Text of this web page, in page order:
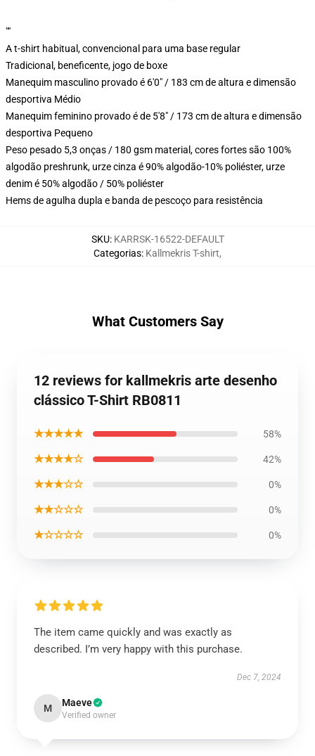
""
A t-shirt habitual, convencional para uma base regular
Tradicional, beneficente, jogo de boxe
Manequim masculino provado é 6'0" / 183 cm de altura e dimensão
desportiva Médio
Manequim feminino provado é de 5'8" / 173 cm de altura e dimensão
desportiva Pequeno
Peso pesado 5,3 onças / 180 gsm material, cores fortes são 100%
algodão preshrunk, urze cinza é 90% algodão-10% poliéster, urze
denim é 50% algodão / 50% poliéster
Hems de agulha dupla e banda de pescoço para resistência
SKU: KARRSK-16522-DEFAULT
Categorias: Kallmekris T-shirt,
What Customers Say
12 reviews for kallmekris arte desenho
clássico T-Shirt RB0811
★★★★★ 58%
★★★★☆ 42%
★★★☆☆ 0%
★★☆☆☆ 0%
★☆☆☆☆ 0%
The item came quickly and was exactly as
described. I’m very happy with this purchase.
Dec 7, 2024
M Maeve
Verified owner